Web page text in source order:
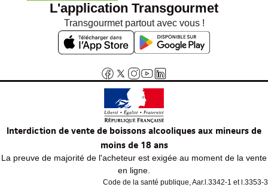
L'application Transgourmet
Transgourmet partout avec vous !
Interdiction de vente de boissons alcooliques aux mineurs de
moins de 18 ans
La preuve de majorité de l'acheteur est exigée au moment de la vente
en ligne.
Code de la santé publique, Aar.l.3342-1 et l.3353-3